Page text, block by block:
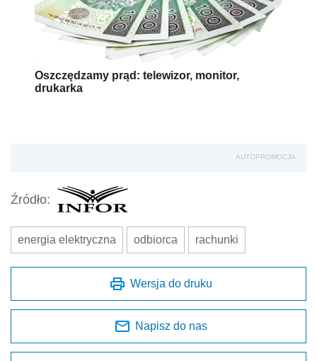
Oszczędzamy prąd: telewizor, monitor,
drukarka
AUTOPROMOCJA
Źródło:
energia elektryczna odbiorca rachunki
Wersja do druku
Napisz do nas